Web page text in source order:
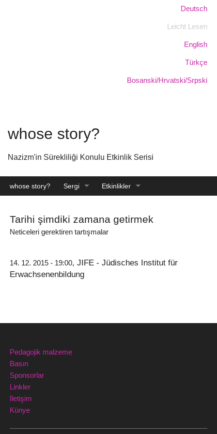
Deutsch
Leicht Lesen
English
Türkçe
Bosanski/Hrvatski/Srpski
whose story?
Nazizm'in Sürekliliği Konulu Etkinlik Serisi
whose story? Sergi Etkinlikler
Tarihi şimdiki zamana getirmek
Neticeleri gerektiren tartışmalar
14. 12. 2015 - 19:00, JIFE - Jüdisches Institut für
Erwachsenenbildung
Pedagojik malzeme
Basın
Sponsorlar
Linkler
İletişim
Künye